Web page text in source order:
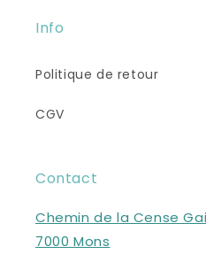
Info
Politique de retour
CGV
Contact
Chemin de la Cense
7000 Mons